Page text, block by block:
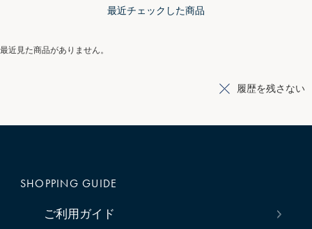
最近チェックした商品
最近見た商品がありません。
履歴を残さない
SHOPPING GUIDE
ご利用ガイド